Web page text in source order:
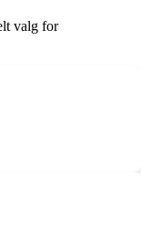
valg for